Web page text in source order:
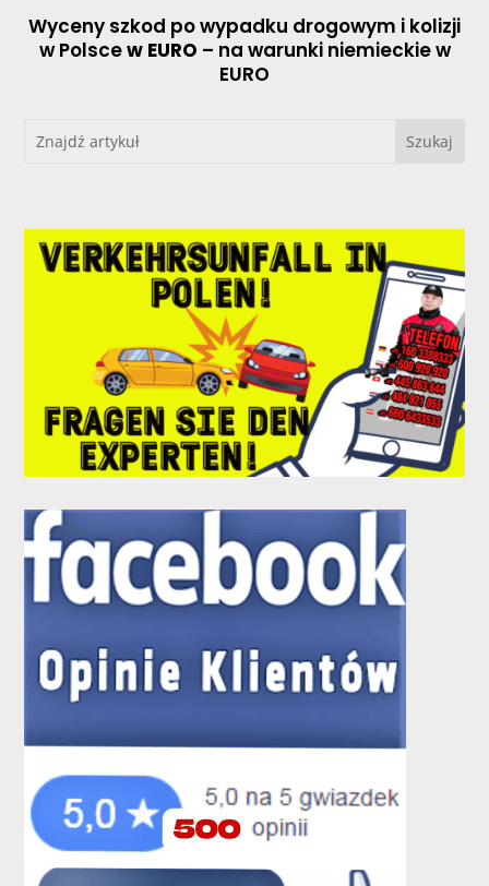
Wyceny szkod po wypadku drogowym i kolizji
w Polscew EURO – na warunki niemieckie w
EURO